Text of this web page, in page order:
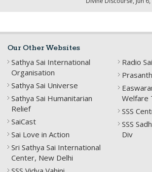
Our Other Websites
Sathya Sai International
Organisation
Sathya Sai Universe
Sathya Sai Humanitarian
Relief
SaiCast
Sai Love in Action
Radio
Welfare
SSS
SSS
Div
Sri Sathya Sai International
Center, New Delhi